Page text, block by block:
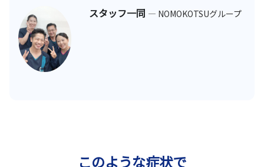
スタッフ一同 — NOMOKOTSUグループ
このような症状で